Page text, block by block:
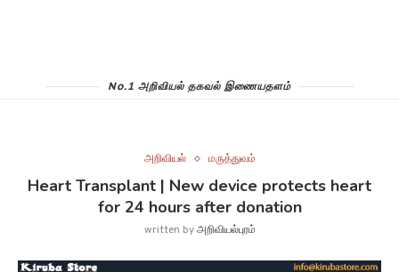
No.1 அறிவியல் தகவல் இணையதளம்
அறிவியல் மருத்துவம்
Heart Transplant | New device protects heart
for 24 hours after donation
written byஅறிவியல்புரம்